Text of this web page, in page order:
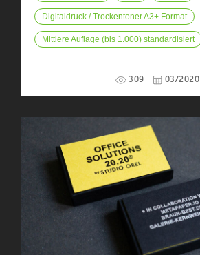
Digitaldruck / Trockentoner A3+ Format
Mittlere Auflage (bis 1.000) standardisiert
309 03/2020